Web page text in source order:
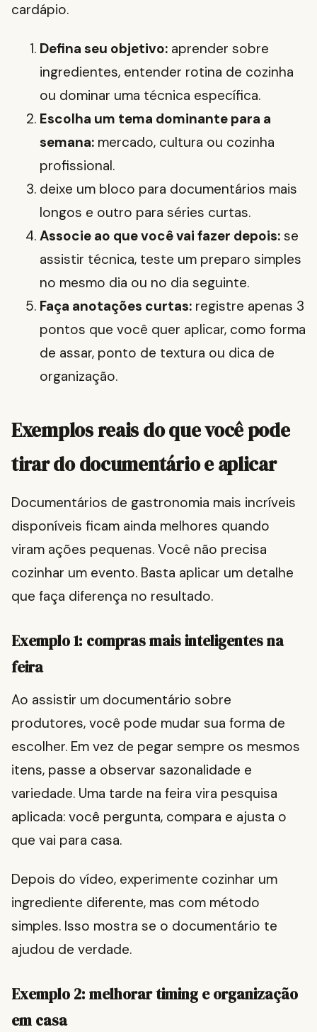
cardápio.
Defina seu objetivo: aprender sobre
ingredientes, entender rotina de cozinha
ou dominar uma técnica específica.
Escolha um tema dominante para a
semana: mercado, cultura ou cozinha
profissional.
deixe um bloco para documentários mais
longos e outro para séries curtas.
Associe ao que você vai fazer depois: se
assistir técnica, teste um preparo simples
no mesmo dia ou no dia seguinte.
Faça anotações curtas: registre apenas 3
pontos que você quer aplicar, como forma
de assar, ponto de textura ou dica de
organização.
Exemplos reais do que você pode
tirar do documentário e aplicar
Documentários de gastronomia mais incríveis
disponíveis ficam ainda melhores quando
viram ações pequenas. Você não precisa
cozinhar um evento. Basta aplicar um detalhe
que faça diferença no resultado.
Exemplo 1: compras mais inteligentes na
feira
Ao assistir um documentário sobre
produtores, você pode mudar sua forma de
escolher. Em vez de pegar sempre os mesmos
itens, passe a observar sazonalidade e
variedade. Uma tarde na feira vira pesquisa
aplicada: você pergunta, compara e ajusta o
que vai para casa.
Depois do vídeo, experimente cozinhar um
ingrediente diferente, mas com método
simples. Isso mostra se o documentário te
ajudou de verdade.
Exemplo 2: melhorar timing e organização
em casa